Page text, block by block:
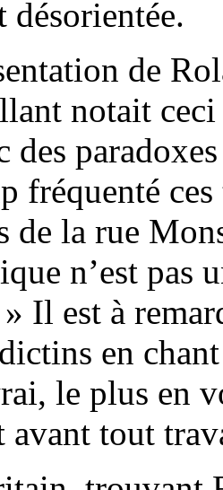
désorientée.
de
notait ceci
des
fréquenté
de la rue
n’est pas
Il est à
en
le plus en
avant tout